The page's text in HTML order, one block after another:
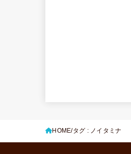
HOME タグ : ノイタミナ